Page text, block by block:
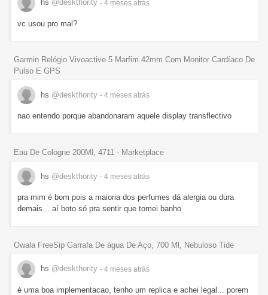
hs @deskthority - 4 meses atrás
vc usou pro mal?
Garmin Relógio Vivoactive 5 Marfim 42mm Com Monitor Cardíaco De
Pulso E GPS
hs @deskthority - 4 meses atrás
nao entendo porque abandonaram aquele display transflectivo
Eau De Cologne 200Ml, 4711 - Marketplace
hs @deskthority - 4 meses atrás
pra mim é bom pois a maioria dos perfumes dá alergia ou dura
demais... aí boto só pra sentir que tomei banho
Owala FreeSip Garrafa De água De Aço, 700 Ml, Nebuloso Tide
hs @deskthority - 4 meses atrás
é uma boa implementacao, tenho um replica e achei legal... porem